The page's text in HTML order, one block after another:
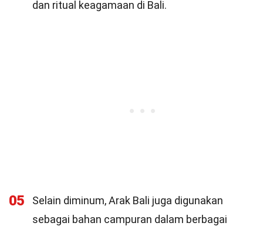
dan ritual keagamaan di Bali.
05
Selain diminum, Arak Bali juga digunakan
sebagai bahan campuran dalam berbagai